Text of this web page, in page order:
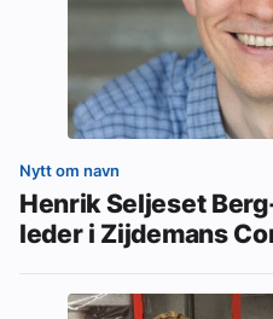
Nytt om navn
Henrik Seljeset
leder i Zijdemans